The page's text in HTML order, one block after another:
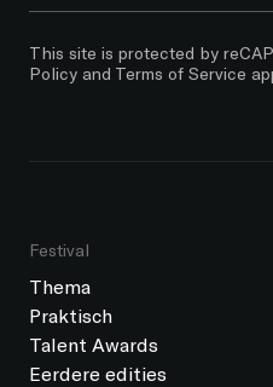
Festival
Thema
Praktisch
Talent Awards
Eerdere edities
This site is protected by
Policy and Terms of Service